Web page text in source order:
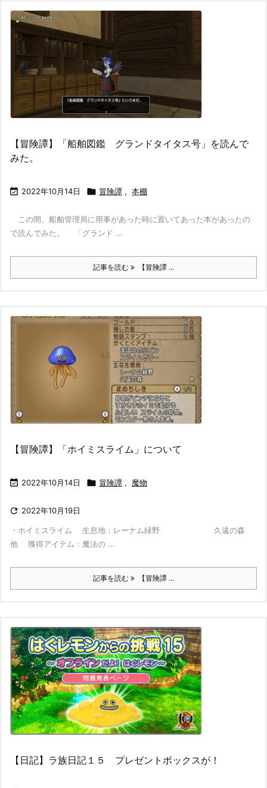
【冒険譚】「船舶図鑑 グランドタイタス号」を読んで
みた。
 2022年10月14日  冒険譚 , 本棚
この間、船舶管理局に用事があった時に置いてあった本があったの
で読んでみた。 「グランド ...
記事を読む 【冒険譚 ...
【冒険譚】「ホイミスライム」について
 2022年10月14日  冒険譚 , 魔物
 2022年10月19日
・ホイミスライム 生息地：レーナム緑野 久遠の森
他 獲得アイテム：魔法の ...
記事を読む 【冒険譚 ...
【日記】ラ族日記１５ プレゼントボックスが！